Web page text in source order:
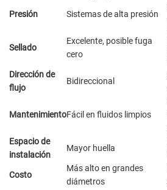
Presión Sistemas de alta presión
Sellado
Excelente, posible fuga
cero
Dirección de
flujo
Bidireccional
MantenimientoFácil en fluidos limpios
Espacio de
instalación
Mayor huella
Costo
Más alto en grandes
diámetros